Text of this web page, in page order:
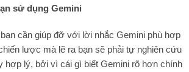
sử dụng Gemini
cần giúp đỡ với lời nhắc Gemini phù hợp
lược mà lẽ ra bạn sẽ phải tự nghiên cứu
hợp lý, bởi vì cái gì biết Gemini rõ hơn chính